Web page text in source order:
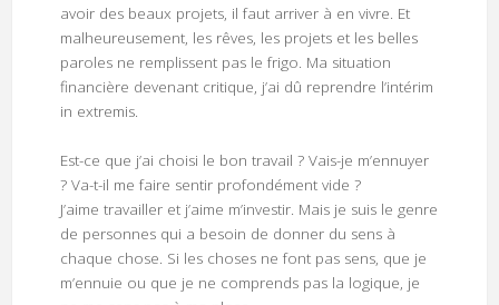
avoir des beaux projets, il faut arriver à en vivre. Et
malheureusement, les rêves, les projets et les belles
paroles ne remplissent pas le frigo. Ma situation
financière devenant critique, j’ai dû reprendre l’intérim
in extremis.
Est-ce que j’ai choisi le bon travail ? Vais-je m’ennuyer
? Va-t-il me faire sentir profondément vide ?
J’aime travailler et j’aime m’investir. Mais je suis le genre
de personnes qui a besoin de donner du sens à
chaque chose. Si les choses ne font pas sens, que je
m’ennuie ou que je ne comprends pas la logique, je